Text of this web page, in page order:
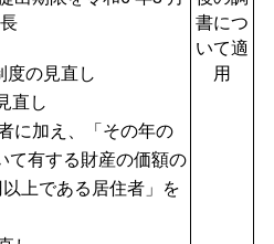
度の見直し
直し
に加え、「その年の
て有する財産の価額の
上である居住者」を
書につ
いて適
用